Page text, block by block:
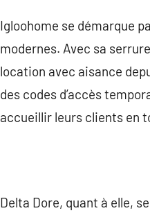
Igloohome se démarque
modernes. Avec sa
location avec aisance
des codes d’accès
accueillir leurs clients en
Delta Dore, quant à elle,